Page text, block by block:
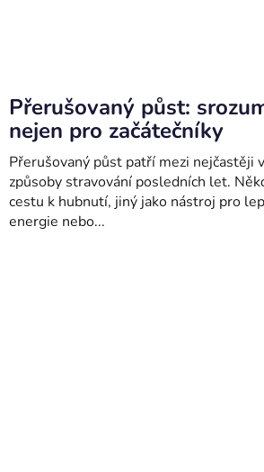
Přerušovaný půst:
nejen pro začátečníky
Přerušovaný půst patří mezi nejčastěji
způsoby stravování posledních let.
cestu k hubnutí, jiný jako nástroj pro
energie nebo...